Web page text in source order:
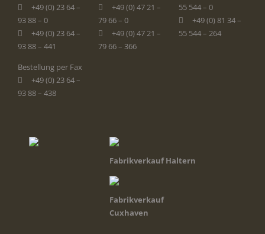
+49 (0) 23 64 –
93 88 – 0
+49 (0) 23 64 –
93 88 – 441
Bestellung per Fax
+49 (0) 23 64 –
93 88 – 438
+49 (0) 47 21 –
79 66 – 0
+49 (0) 47 21 –
79 66 – 366
55 544 – 0
+49 (0) 81 34 –
55 544 – 264
Fabrikverkauf Haltern
Fabrikverkauf
Cuxhaven